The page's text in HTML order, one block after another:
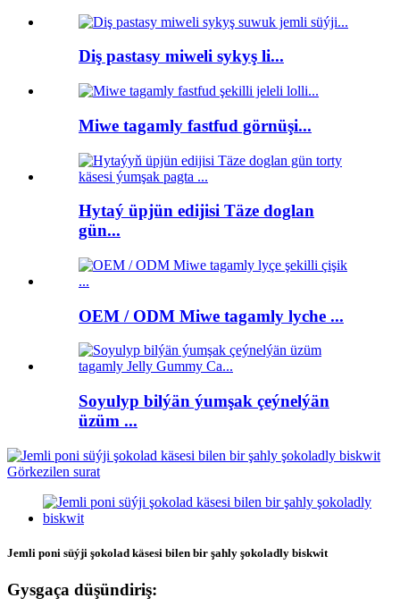
Diş pastasy miweli sykyş li...
Miwe tagamly fastfud görnüşi...
Hytaý üpjün edijisi Täze doglan
gün...
OEM / ODM Miwe tagamly lyche ...
Soyulyp bilýän ýumşak çeýnelýän
üzüm ...
Jemli poni süýji şokolad käsesi bilen bir şahly şokoladly biskwit
Gysgaça düşündiriş: